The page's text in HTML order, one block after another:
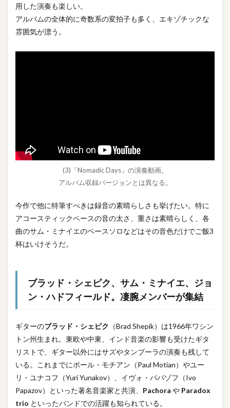
用した演奏も楽しい。
アルバムの全体的に奇数系の変拍子も多く、エキゾチックな
雰囲気が漂う。
(3)「Nomadic Days」の演奏動画。
アルバム収録バージョンとは異なる。
今作で他に特筆すべきは録音の素晴らしさも挙げたい。特に
アコースティックベースの音の太さ、重さは素晴らしく、各
曲のサム・ミナイエのベースソロなどはその音色だけでご飯3
杯はいけそうだ。
ブラッド・シェピク、サム・ミナイエ、ジョ
ン・ハドフィールド。凄腕メンバーが集結
ギターのブラッド・シェピク
（Brad Shepik）は1966年ワシン
トン州生まれ。東欧や中東、インド音楽の影響も受けたギタ
リストで、ギター以外にはサズやタンブーラの演奏も残して
いる。これまでにポール・モチアン（Paul Motian）やユー
リ・ユナコフ（Yuri Yunakov）、イヴォ・パパゾフ（Ivo
Papazov）といった著名音楽家と共演、 Pachora や Paradox
trio といったバンドでの活躍も知られている。